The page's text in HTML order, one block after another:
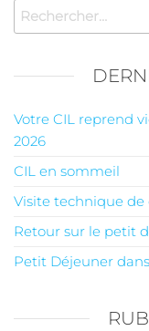
Votre CIL reprend
2026
CIL en sommeil
Visite technique
Retour sur le petit
Petit Déjeuner